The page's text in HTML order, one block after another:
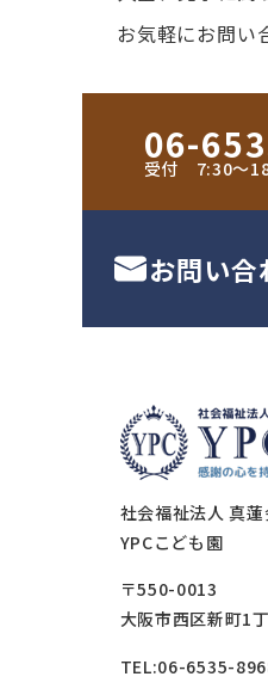
お気軽にお問い
06-
受付 7:30〜
お問い合
社会福祉法人 真蓮
YPCこども園
〒550-0013
大阪市西区新町1
TEL:06-6535-